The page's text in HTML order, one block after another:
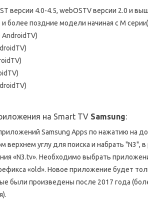
версии 4.0-4.5, webOSTV версии 2.0 и
и более поздние модели начиная с M
AndroidTV)
на Smart TV Samsung:
Samsung Apps по нажатию на
верхнем углу для поиска и набрать "N3", в
«N3.tv». Необходимо выбрать
«old». Новое приложение будет
были произведены после 2017 года